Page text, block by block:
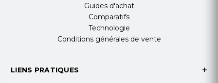
Interface Android: One UI
Assistant: Google Assistant
Caméra: 48 Mpx, 8 Mpx, 5 Mpx, 5 Mpx
Guides d'achat
Comparatifs
Technologie
Conditions générales de vente
LIENS PRATIQUES